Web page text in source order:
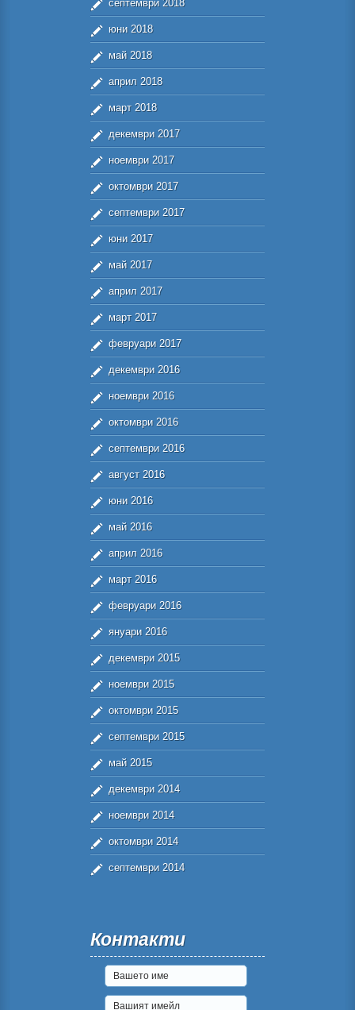
септември 2018
юни 2018
май 2018
април 2018
март 2018
декември 2017
ноември 2017
октомври 2017
септември 2017
юни 2017
май 2017
април 2017
март 2017
февруари 2017
декември 2016
ноември 2016
октомври 2016
септември 2016
август 2016
юни 2016
май 2016
април 2016
март 2016
февруари 2016
януари 2016
декември 2015
ноември 2015
октомври 2015
септември 2015
май 2015
декември 2014
ноември 2014
октомври 2014
септември 2014
Контакти